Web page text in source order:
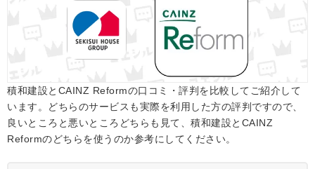
積和建設とCAINZ Reformの口コミ・評判を比較してご紹介して
います。どちらのサービスも実際を利用した方の評判ですので、
良いところと悪いところどちらも見て、積和建設とCAINZ
Reformのどちらを使うのか参考にしてください。